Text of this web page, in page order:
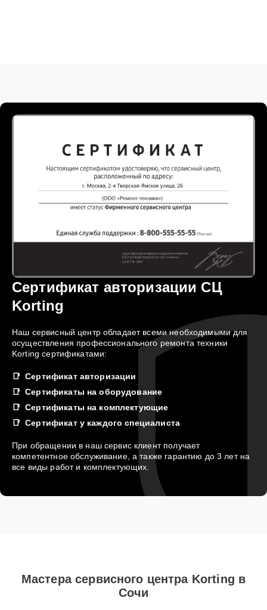
Сертификат авторизации СЦ
Korting
Наш сервисный центр обладает всеми необходимыми для
осуществления профессионального ремонта техники
Korting сертификатами:
Сертификат авторизации
Сертификаты на оборудование
Сертификаты на комплектующие
Сертификат у каждого специалиста
При обращении в наш сервис клиент получает
компетентное обслуживание, а также гарантию до 3 лет на
все виды работ и комплектующих.
Мастера сервисного центра Korting в
Сочи